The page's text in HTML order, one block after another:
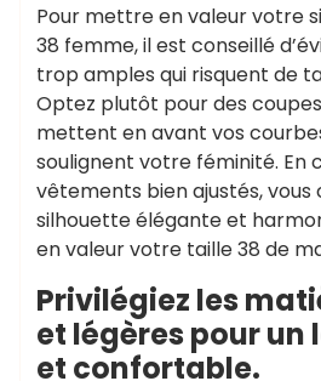
Pour mettre en valeur votre
38 femme, il est conseillé
trop amples qui risquent de
Optez plutôt pour des
mettent en avant vos
soulignent votre féminité. En
vêtements bien ajustés, vous
silhouette élégante et
en valeur votre taille 38 de
Privilégiez les
et légères pour un
et confortable.